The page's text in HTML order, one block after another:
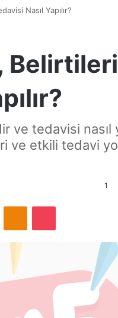
Nasıl Yapılır?
ve tedavisi nasıl
ve etkili tedavi
1